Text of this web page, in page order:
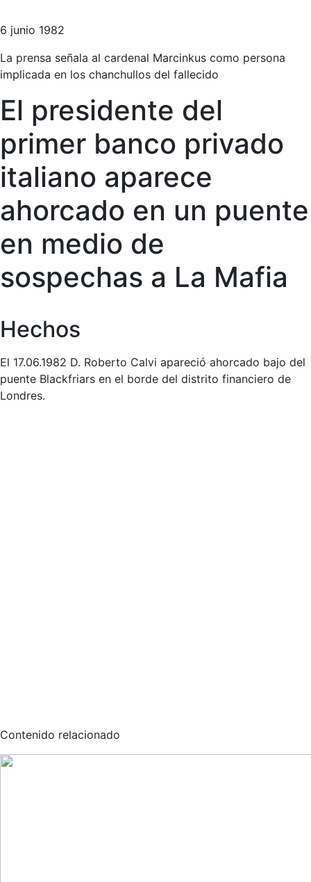
6 junio 1982
La prensa señala al cardenal Marcinkus como persona
implicada en los chanchullos del fallecido
El presidente del
primer banco privado
italiano aparece
ahorcado en un puente
en medio de
sospechas a La Mafia
Hechos
El 17.06.1982 D. Roberto Calvi apareció ahorcado bajo del
puente Blackfriars en el borde del distrito financiero de
Londres.
Contenido relacionado